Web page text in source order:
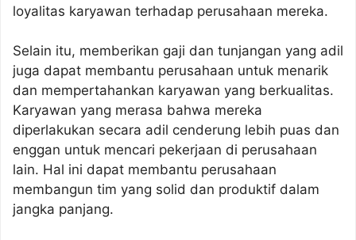
loyalitas karyawan terhadap perusahaan mereka.
Selain itu, memberikan gaji dan tunjangan yang adil
juga dapat membantu perusahaan untuk menarik
dan mempertahankan karyawan yang berkualitas.
Karyawan yang merasa bahwa mereka
diperlakukan secara adil cenderung lebih puas dan
enggan untuk mencari pekerjaan di perusahaan
lain. Hal ini dapat membantu perusahaan
membangun tim yang solid dan produktif dalam
jangka panjang.